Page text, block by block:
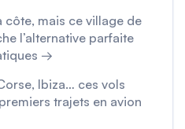
côte, mais ce village de
l’alternative parfaite
→
Ibiza… ces vols
trajets en avion